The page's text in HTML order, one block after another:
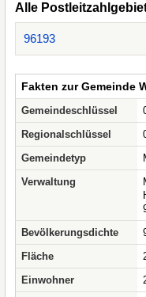
Alle
96193
Fakten zur Gemeinde
Gemeindeschlüssel
Regionalschlüssel
Gemeindetyp
Verwaltung
Bevölkerungsdichte
Fläche
Einwohner